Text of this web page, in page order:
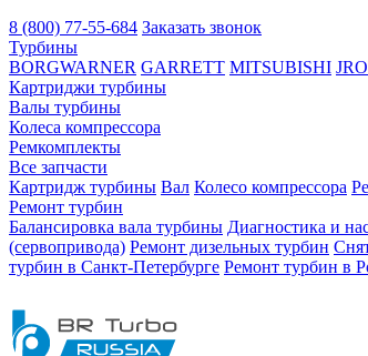
8 (800) 77-55-684 Заказать звонок
Турбины
BORGWARNER GARRETT MITSUBISHI
Картриджи турбины
Валы турбины
Колеса компрессора
Ремкомплекты
Все запчасти
Картридж турбины Вал Колесо компрессора
Ремонт турбин
Балансировка вала турбины Диагностика и
(сервопривода) Ремонт дизельных турбин
турбин в Санкт-Петербурге Ремонт турбин в